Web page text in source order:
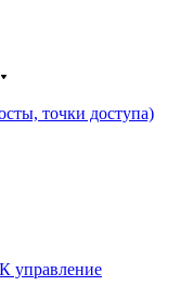
точки доступа)
управление